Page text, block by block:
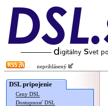
neprihlásený
DSL pripojenie
Ceny DSL
Dostupnosť DSL